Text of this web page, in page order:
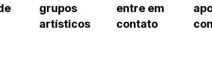
grupos
artísticos
entre em
contato